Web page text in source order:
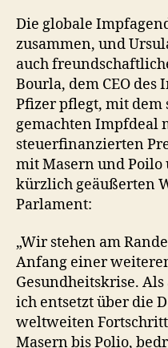
Die globale
zusammen, und
auch
Bourla, dem CEO
Pfizer pflegt, mit
gemachten Impfdeal
steuerfinanzierten
mit Masern und Poilo
kürzlich geäußerten
Parlament:
„Wir stehen am
Anfang einer
Gesundheitskrise.
ich entsetzt über die
weltweiten
Masern bis Polio,